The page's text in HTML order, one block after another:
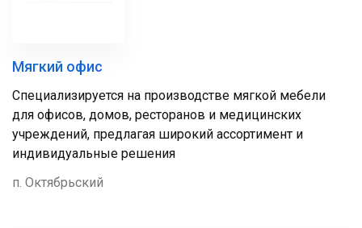
Мягкий офис
Специализируется на производстве мягкой мебели
для офисов, домов, ресторанов и медицинских
учреждений, предлагая широкий ассортимент и
индивидуальные решения
п. Октябрьский